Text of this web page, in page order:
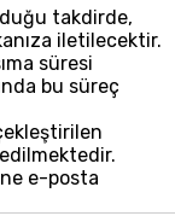
takdirde,
iletilecektir.
süresi
bu süreç
e-posta